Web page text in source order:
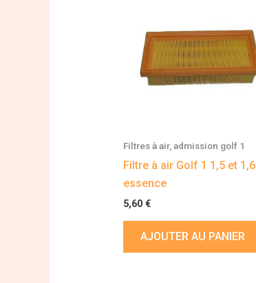
Filtres à air, admission golf 1
Filtre à air Golf 1 1,5 et 1,6
essence
5,60 €
AJOUTER AU PANIER